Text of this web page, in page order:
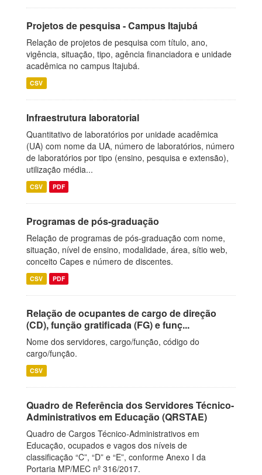
Projetos de pesquisa - Campus Itajubá
Relação de projetos de pesquisa com título, ano,
vigência, situação, tipo, agência financiadora e unidade
acadêmica no campus Itajubá.
CSV
Infraestrutura laboratorial
Quantitativo de laboratórios por unidade acadêmica
(UA) com nome da UA, número de laboratórios, número
de laboratórios por tipo (ensino, pesquisa e extensão),
utilização média...
CSV PDF
Programas de pós-graduação
Relação de programas de pós-graduação com nome,
situação, nível de ensino, modalidade, área, sítio web,
conceito Capes e número de discentes.
CSV PDF
Relação de ocupantes de cargo de direção
(CD), função gratificada (FG) e funç...
Nome dos servidores, cargo/função, código do
cargo/função.
CSV
Quadro de Referência dos Servidores Técnico-
Administrativos em Educação (QRSTAE)
Quadro de Cargos Técnico-Administrativos em
Educação, ocupados e vagos dos níveis de
classificação “C”, “D” e “E”, conforme Anexo I da
Portaria MP/MEC nº 316/2017.